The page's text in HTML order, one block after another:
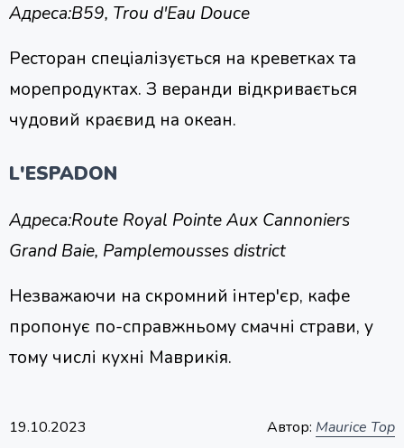
Адреса:B59, Trou d'Eau Douce
Ресторан спеціалізується на креветках та
морепродуктах. З веранди відкривається
чудовий краєвид на океан.
L'ESPADON
Адреса:Route Royal Pointe Aux Cannoniers
Grand Baie, Pamplemousses district
Незважаючи на скромний інтер'єр, кафе
пропонує по-справжньому смачні страви, у
тому числі кухні Маврикія.
19.10.2023 Автор: Maurice Top